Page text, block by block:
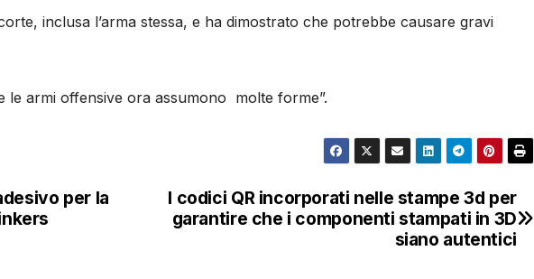
inclusa l’arma stessa, e ha dimostrato che potrebbe causare gravi
le armi offensive ora assumono molte forme”.
I codici QR incorporati nelle stampe 3d per
garantire che i componenti stampati in 3D
siano autentici
per la